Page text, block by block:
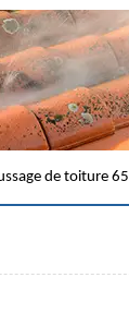
de toiture 65